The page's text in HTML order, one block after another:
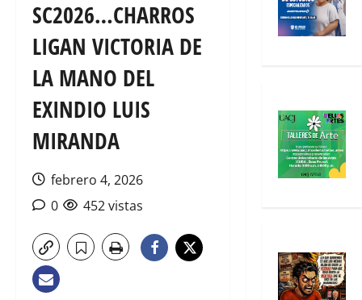
SC2026…CHARROS
LIGAN VICTORIA DE
LA MANO DEL
EXINDIO LUIS
MIRANDA
febrero 4, 2026
0
452 vistas